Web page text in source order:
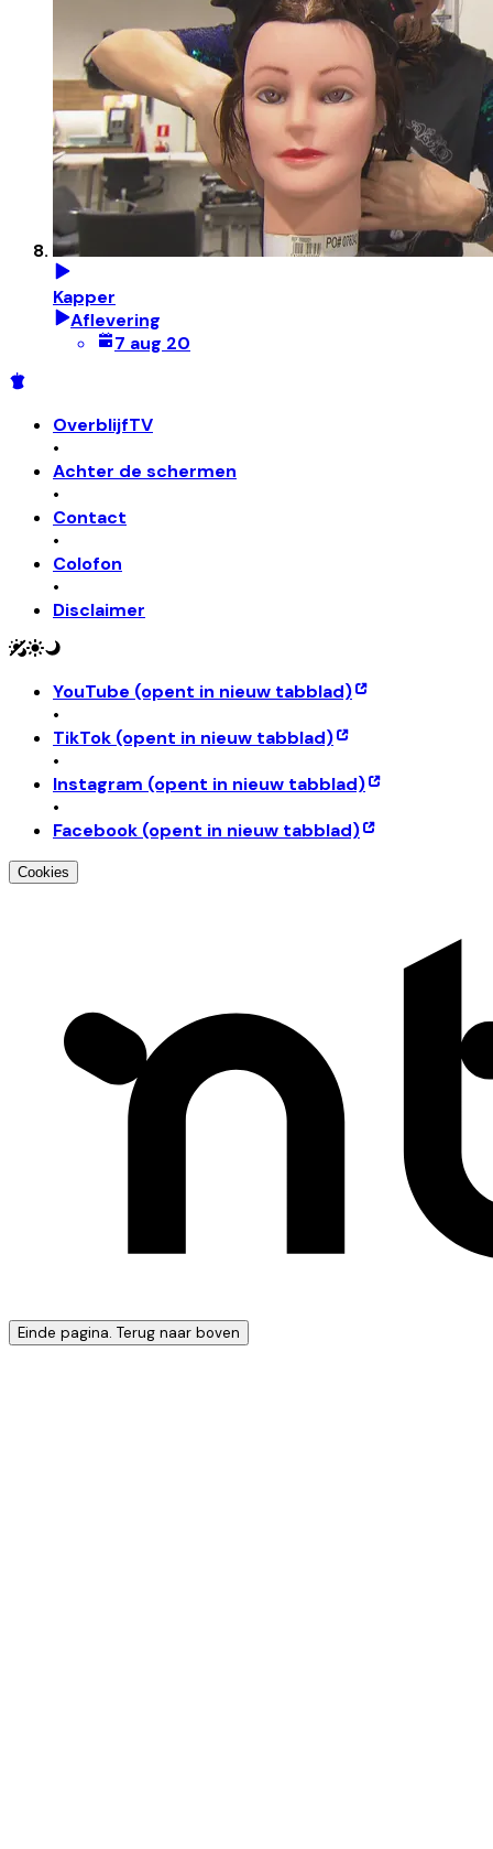
Kapper
Aflevering
7 aug 20
OverblijfTV
•
Achter de schermen
•
Contact
•
Colofon
•
Disclaimer
YouTube (opent in nieuw tabblad)
•
TikTok (opent in nieuw tabblad)
•
Instagram (opent in nieuw tabblad)
•
Facebook (opent in nieuw tabblad)
Cookies
Einde pagina. Terug naar boven